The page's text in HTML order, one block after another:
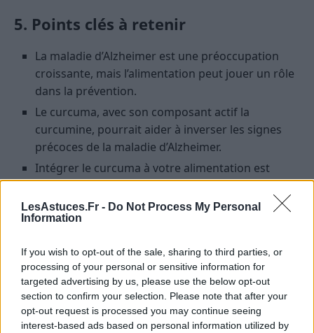
LesAstuces.Fr - Do Not Process My Personal
Information
If you wish to opt-out of the sale, sharing to third parties, or
processing of your personal or sensitive information for
targeted advertising by us, please use the below opt-out
section to confirm your selection. Please note that after your
opt-out request is processed you may continue seeing
interest-based ads based on personal information utilized by
5. Points clés à retenir
La maladie d’Alzheimer est une préoccupation
croissante, mais l’alimentation peut jouer un rôle
dans la prévention.
Le curcuma, avec son composant actif la
curcumine, pourrait aider à inverser les signes
précoces de la maladie d’Alzheimer.
Intégrer le curcuma à votre alimentation est
simple et délicieux !
En conclusion, alors que le curcuma n’est pas un
dans la lutte contre les signes précoces de la maladie
d’Alzheimer. Après tout, si un simple aliment peut
aider, pourquoi ne pas lui donner une chance ?
ALIMENTATION SANTÉ SANTÉ MENTALE